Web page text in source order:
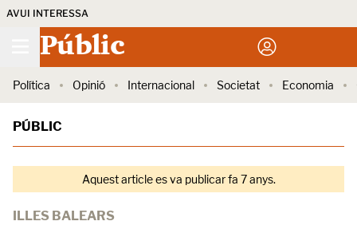
AVUI INTERESSA
Públic
Política Opinió Internacional Societat Economia
PÚBLIC
Aquest article es va publicar fa 7 anys.
ILLES BALEARS